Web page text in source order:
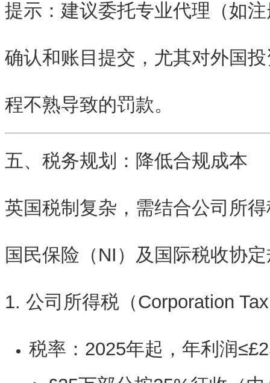
提示 ：建议委托专业代理（如
确认和账目提交，尤其对外国
程不熟导致的罚款。
五、税务规划：降低合规成本
英国税制复杂，需结合公司所
国民保险（NI） 及国际税收协
1. 公司所得税（Corporation
税率 ：2025年起，年利润